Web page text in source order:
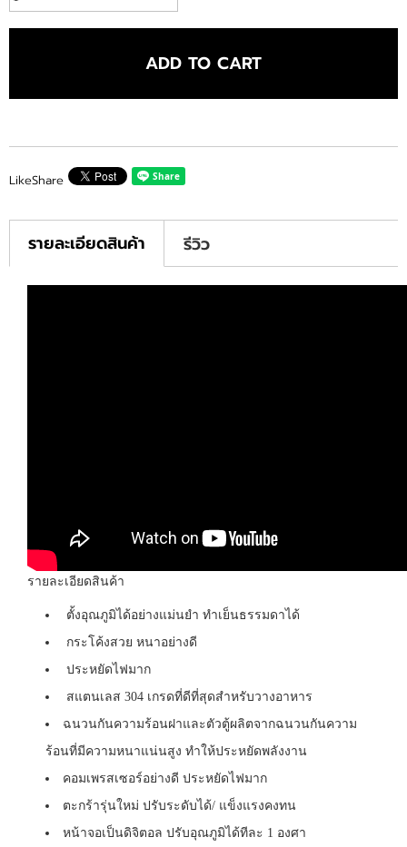
ADD TO CART
LikeShare
รายละเอียดสินค้า รีวิว
รายละเอียดสินค้า
ตั้งอุณภูมิได้อย่างแม่นยำ ทำเย็นธรรมดาได้
กระโค้งสวย หนาอย่างดี
ประหยัดไฟมาก
สแตนเลส 304 เกรดที่ดีที่สุดสำหรับวางอาหาร
ฉนวนกันความร้อนฝาและตัวตู้ผลิตจากฉนวนกันความ
ร้อนที่มีความหนาแน่นสูง ทำให้ประหยัดพลังงาน
คอมเพรสเซอร์อย่างดี ประหยัดไฟมาก
ตะกร้ารุ่นใหม่ ปรับระดับได้/ แข็งแรงคงทน
หน้าจอเป็นดิจิตอล ปรับอุณภูมิได้ทีละ 1 องศา